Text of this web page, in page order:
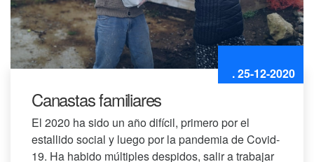
. 25-12-2020
Canastas familiares
El 2020 ha sido un año difícil, primero por el
estallido social y luego por la pandemia de Covid-
19. Ha habido múltiples despidos, salir a trabajar